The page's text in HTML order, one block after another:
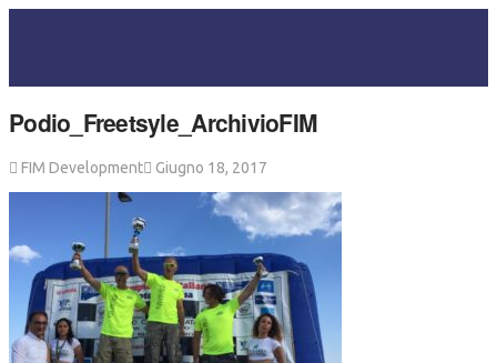
Podio_Freetsyle_ArchivioFIM
FIM Development Giugno 18, 2017